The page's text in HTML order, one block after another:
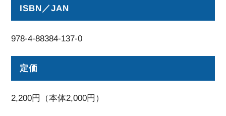
ISBN／JAN
978-4-88384-137-0
定価
2,200円（本体2,000円）